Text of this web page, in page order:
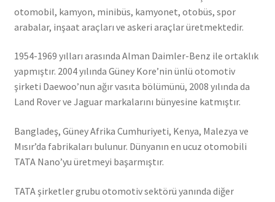
otomobil, kamyon, minibüs, kamyonet, otobüs, spor
arabalar, inşaat araçları ve askeri araçlar üretmektedir.
1954-1969 yılları arasında Alman Daimler-Benz ile ortaklık
yapmıştır. 2004 yılında Güney Kore’nin ünlü otomotiv
şirketi Daewoo’nun ağır vasıta bölümünü, 2008 yılında da
Land Rover ve Jaguar markalarını bünyesine katmıştır.
Bangladeş, Güney Afrika Cumhuriyeti, Kenya, Malezya ve
Mısır’da fabrikaları bulunur. Dünyanın en ucuz otomobili
TATA Nano’yu üretmeyi başarmıştır.
TATA şirketler grubu otomotiv sektörü yanında diğer